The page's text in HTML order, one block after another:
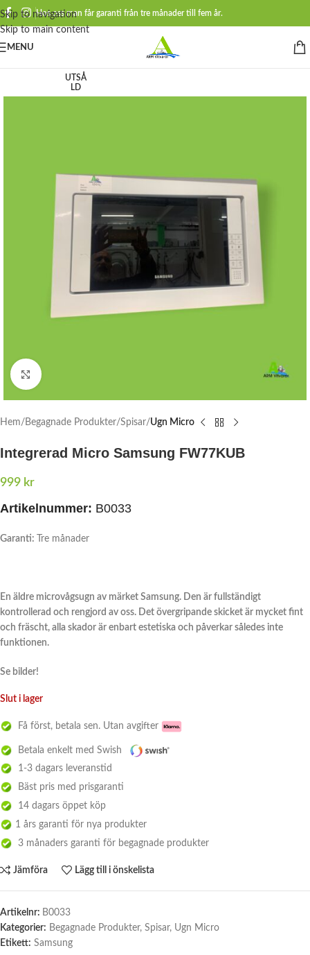
Skip to navigation
Skip to main content
Hos oss man får garanti från tre månader till fem år.
MENU
UTSÅ
LD
Click to enlarge
Hem Begagnade Produkter Spisar Ugn Micro
Integrerad Micro Samsung FW77KUB
999 kr
Artikelnummer: B0033
Garanti: Tre månader
En äldre microvågsugn av märket Samsung. Den är fullständigt
kontrollerad och rengjord av oss. Det övergripande skicket är mycket fint
och fräscht, alla skador är enbart estetiska och påverkar således inte
funktionen.
Se bilder!
Slut i lager
Få först, betala sen. Utan avgifter
Betala enkelt med Swish
1-3 dagars leveranstid
Bäst pris med prisgaranti
14 dagars öppet köp
1 års garanti för nya produkter
3 månaders garanti för begagnade produkter
Jämföra Lägg till i önskelista
Artikelnr: B0033
Kategorier: Begagnade Produkter, Spisar, Ugn Micro
Etikett: Samsung